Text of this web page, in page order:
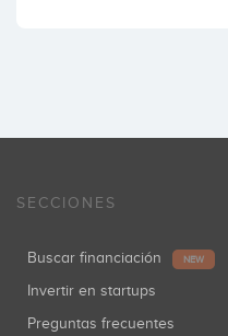
SECCIONES
Buscar financiación NEW
Invertir en startups
Preguntas frecuentes